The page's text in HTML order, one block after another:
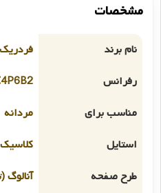
مشخصات
نام برند
رفرانس
مناسب برای
مردانه
استایل
کلاسیک
طرح صفحه